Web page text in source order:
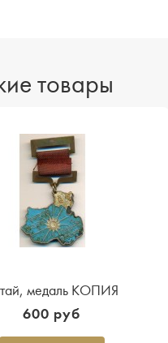
товары
медаль КОПИЯ
600 руб